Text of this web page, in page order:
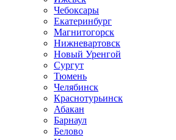
Чебоксары
Екатеринбург
Магнитогорск
Нижневартовск
Новый Уренгой
Сургут
Тюмень
Челябинск
Краснотурьинск
Абакан
Барнаул
Белово